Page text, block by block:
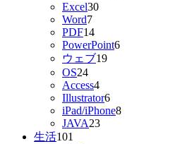
Excel30
Word7
PDF14
PowerPoint6
ウェブ19
OS24
Access4
Illustrator6
iPad/iPhone8
JAVA23
生活101